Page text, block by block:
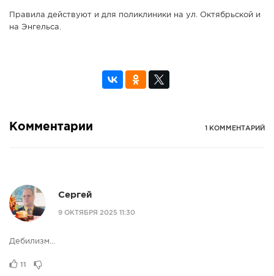
Правила действуют и для поликлиники на ул. Октябрьской и
на Энгельса.
Комментарии 1 КОММЕНТАРИЙ
Сергей
9 ОКТЯБРЯ 2025 11:30
Дебилизм...
11